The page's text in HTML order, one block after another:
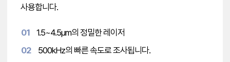
사용합니다.
01
1.5~4.5µm의 정밀한 레이저
02
500kHz의 빠른 속도로 조사됩니다.